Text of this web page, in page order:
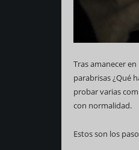
Tras amanecer
parabrisas ¿Qué
probar varias
con normalidad.
Estos son los